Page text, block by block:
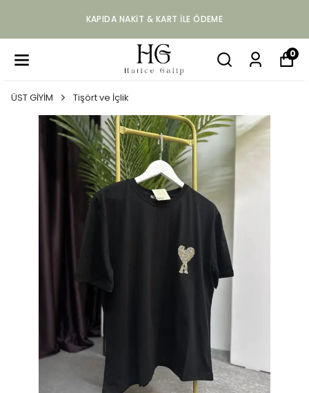
KAPIDA NAKIT & KART ILE ÖDEME
0
ÜST GİYİM Tişört ve İçlik